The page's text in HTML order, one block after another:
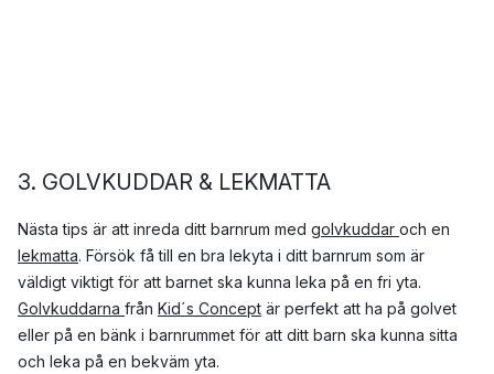
3. GOLVKUDDAR & LEKMATTA
Nästa tips är att inreda ditt barnrum med golvkuddar och en
lekmatta. Försök få till en bra lekyta i ditt barnrum som är
väldigt viktigt för att barnet ska kunna leka på en fri yta.
Golvkuddarna från Kid´s Concept är perfekt att ha på golvet
eller på en bänk i barnrummet för att ditt barn ska kunna sitta
och leka på en bekväm yta.